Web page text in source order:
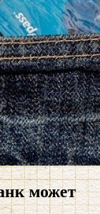
может